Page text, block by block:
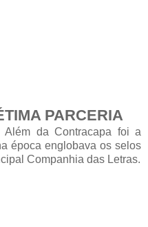
PARCERIA
da Contracapa foi a
época englobava os selos
Companhia das Letras.